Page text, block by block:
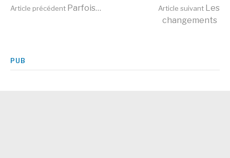
Lire
la
Article précédent Parfois… Article suivant Les
changements
PUB